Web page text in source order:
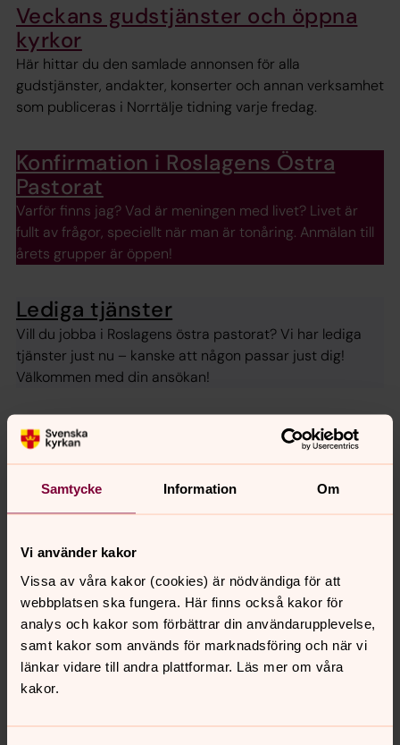
Samtycke Information Om
Vi använder kakor
Vissa av våra kakor (cookies) är nödvändiga för att
webbplatsen ska fungera. Här finns också kakor för
analys och kakor som förbättrar din användarupplevelse,
samt kakor som används för marknadsföring och när vi
länkar vidare till andra plattformar. Läs mer om våra
kakor.
Veckans gudstjänster och öppna
kyrkor
Här hittar du den samlade annonsen för alla
gudstjänster, andakter, konserter och annan verksamhet
som publiceras i Norrtälje tidning varje fredag.
Konfirmation i Roslagens Östra
Pastorat
Varför finns jag? Vad är meningen med livet? Livet är
fullt av frågor, speciellt när man är tonåring. Anmälan till
årets grupper är öppen!
Lediga tjänster
Vill du jobba i Roslagens östra pastorat? Vi har lediga
tjänster just nu – kanske att någon passar just dig!
Välkommen med din ansökan!
Aktuellt
augusti 2026
Vecka 32
mån
3
tis
4 5 6 7 8
Gudstjänst och avslutning på
spelmansstämma
lördag 8 augusti 2026
Präst Fredrik Ekström